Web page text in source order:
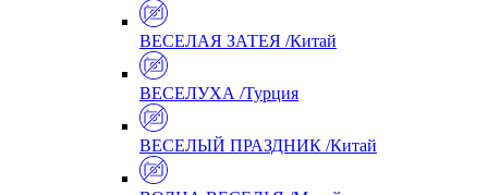
ВЕСЕЛАЯ ЗАТЕЯ /Китай
ВЕСЕЛУХА /Турция
ВЕСЕЛЫЙ ПРАЗДНИК /Китай